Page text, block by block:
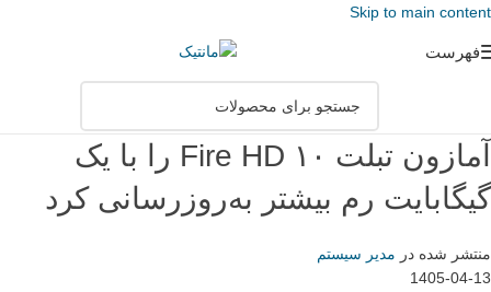
Skip to main content
فهرست
آمازون تبلت Fire HD ۱۰ را با یک
گیگابایت رم بیشتر به‌روزرسانی کرد
منتشر شده در مدیر سیستم
1405-04-13